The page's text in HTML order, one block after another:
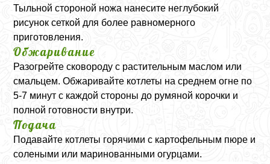
Тыльной стороной ножа нанесите неглубокий
рисунок сеткой для более равномерного
приготовления.
Обжаривание
Разогрейте сковороду с растительным маслом или
смальцем. Обжаривайте котлеты на среднем огне по
5-7 минут с каждой стороны до румяной корочки и
полной готовности внутри.
Подача
Подавайте котлеты горячими с картофельным пюре и
солеными или маринованными огурцами.